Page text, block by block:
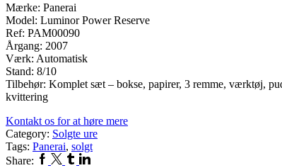
Mærke: Panerai
Model: Luminor Power Reserve
Ref: PAM00090
Årgang: 2007
Værk: Automatisk
Stand: 8/10
Tilbehør: Komplet sæt – bokse, papirer, 3 remme, værktøj,
kvittering
Kontakt os for at høre mere
Category: Solgte ure
Tags: Panerai, solgt
Share: Facebook
Twitter
TumblrLinkedin